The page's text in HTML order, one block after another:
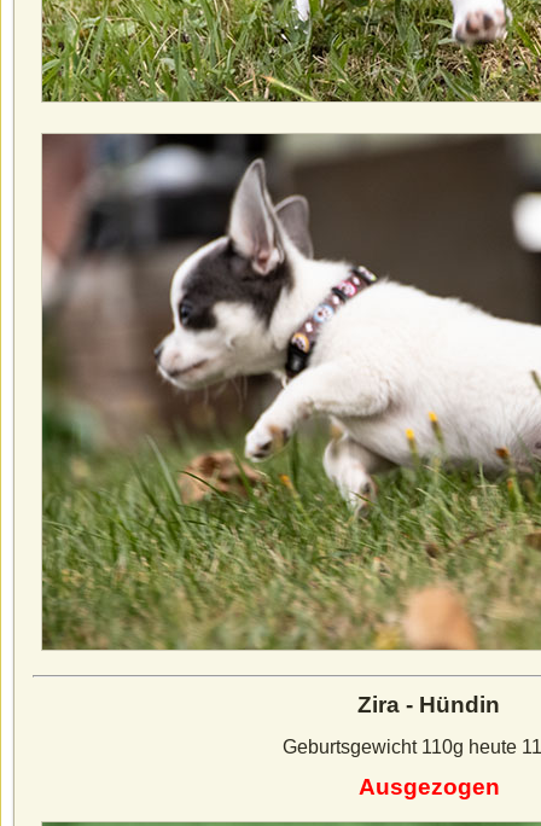
Zira - Hündin
Geburtsgewicht 110g heute
Ausgezogen